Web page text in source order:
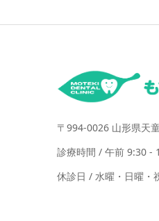
〒994-0026 山形県天
診療時間 / 午前 9:30 -
休診日 / 水曜・日曜・